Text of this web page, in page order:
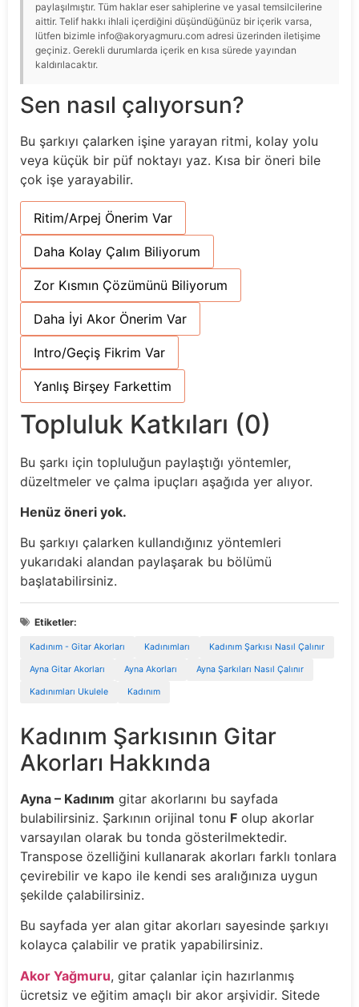
paylaşılmıştır. Tüm haklar eser sahiplerine ve yasal temsilcilerine
aittir. Telif hakkı ihlali içerdiğini düşündüğünüz bir içerik varsa,
lütfen bizimle info@akoryagmuru.com adresi üzerinden iletişime
geçiniz. Gerekli durumlarda içerik en kısa sürede yayından
kaldırılacaktır.
Sen nasıl çalıyorsun?
Bu şarkıyı çalarken işine yarayan ritmi, kolay yolu
veya küçük bir püf noktayı yaz. Kısa bir öneri bile
çok işe yarayabilir.
Ritim/Arpej Önerim Var
Daha Kolay Çalım Biliyorum
Zor Kısmın Çözümünü Biliyorum
Daha İyi Akor Önerim Var
Intro/Geçiş Fikrim Var
Yanlış Birşey Farkettim
Topluluk Katkıları (0)
Bu şarkı için topluluğun paylaştığı yöntemler,
düzeltmeler ve çalma ipuçları aşağıda yer alıyor.
Henüz öneri yok.
Bu şarkıyı çalarken kullandığınız yöntemleri
yukarıdaki alandan paylaşarak bu bölümü
başlatabilirsiniz.
Etiketler:
Kadınım - Gitar Akorları Kadınımları Kadınım Şarkısı Nasıl Çalınır
Ayna Gitar Akorları Ayna Akorları Ayna Şarkıları Nasıl Çalınır
Kadınımları Ukulele Kadınım
Kadınım Şarkısının Gitar
Akorları Hakkında
Ayna – Kadınım gitar akorlarını bu sayfada
bulabilirsiniz. Şarkının orijinal tonu F olup akorlar
varsayılan olarak bu tonda gösterilmektedir.
Transpose özelliğini kullanarak akorları farklı tonlara
çevirebilir ve kapo ile kendi ses aralığınıza uygun
şekilde çalabilirsiniz.
Bu sayfada yer alan gitar akorları sayesinde şarkıyı
kolayca çalabilir ve pratik yapabilirsiniz.
Akor Yağmuru, gitar çalanlar için hazırlanmış
ücretsiz ve eğitim amaçlı bir akor arşividir. Sitede